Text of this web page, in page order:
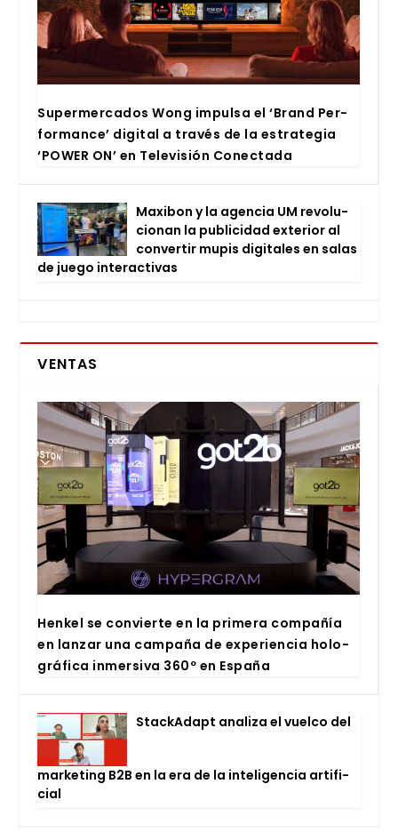
Super­mer­ca­dos Wong impul­sa el ‘Brand Per­
for­man­ce’ digi­tal a tra­vés de la estra­te­gia
‘POWER ON’ en Tele­vi­sión Conec­ta­da
Maxi­bon y la agen­cia UM revo­lu­
cio­nan la publi­ci­dad exte­rior al
con­ver­tir mupis digi­ta­les en salas
de jue­go inter­ac­ti­vas
VENTAS
Hen­kel se con­vier­te en la pri­me­ra com­pa­ñía
en lan­zar una cam­pa­ña de expe­rien­cia holo­
grá­fi­ca inmer­si­va 360º en Espa­ña
Stac­kA­dapt ana­li­za el vuel­co del
mar­ke­ting B2B en la era de la inte­li­gen­cia arti­fi­
cial